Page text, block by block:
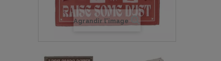
Agrandir l'image